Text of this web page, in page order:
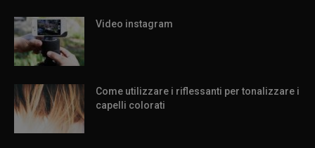
Video instagram
Come utilizzare i riflessanti per tonalizzare i
capelli colorati